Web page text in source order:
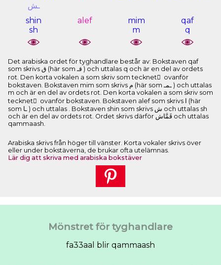
ـﺶ
qaf
q
mim
m
alef
shin
sh
Det arabiska ordet för tyghandlare består av: Bokstaven qaf
som skrivs ﻕ (här som ﻗـ ) och uttalas q och är en del av ordets
rot. Den korta vokalen a som skriv som tecknet َ ovanför
bokstaven. Bokstaven mim som skrivs ﻡ (här som ـﻤـ ) och uttalas
m och är en del av ordets rot. Den korta vokalen a som skriv som
tecknet َ ovanför bokstaven. Bokstaven alef som skrivs ﺍ (här
som ـﺎ ) och uttalas . Bokstaven shin som skrivs ﺵ och uttalas sh
och är en del av ordets rot. Ordet skrivs därför ﻗَﻤَّﺎﺵ och uttalas
qammaash.
Arabiska skrivs från höger till vänster. Korta vokaler skrivs över
eller under bokstäverna, de brukar ofta utelämnas.
Lär dig att skriva med arabiska bokstäver
Mönstret för tyghandlare
fa33aal blir qammaash